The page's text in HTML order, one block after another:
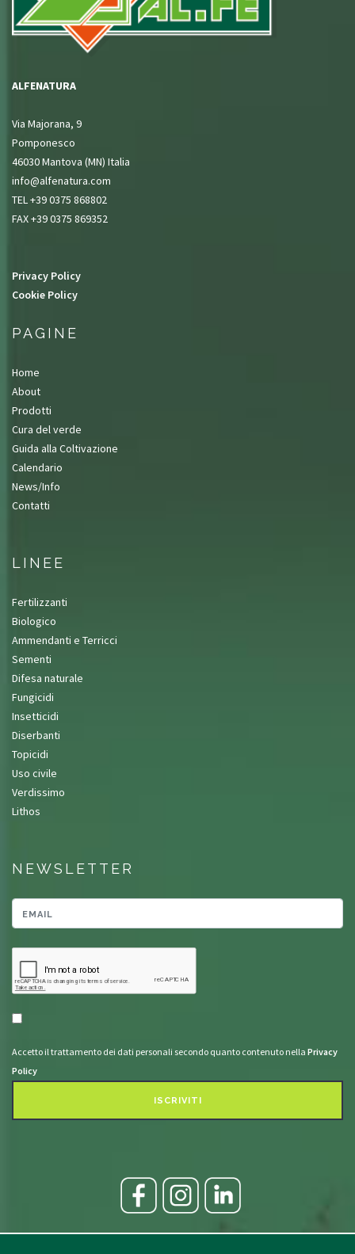
ALFENATURA
Via Majorana, 9
Pomponesco
46030 Mantova (MN) Italia
info@alfenatura.com
TEL +39 0375 868802
FAX +39 0375 869352
Privacy Policy
Cookie Policy
PAGINE
Home
About
Prodotti
Cura del verde
Guida alla Coltivazione
Calendario
News/Info
Contatti
LINEE
Fertilizzanti
Biologico
Ammendanti e Terricci
Sementi
Difesa naturale
Fungicidi
Insetticidi
Diserbanti
Topicidi
Uso civile
Verdissimo
Lithos
NEWSLETTER
Accetto il trattamento dei dati personali secondo quanto contenuto nella Privacy
Policy
ISCRIVITI